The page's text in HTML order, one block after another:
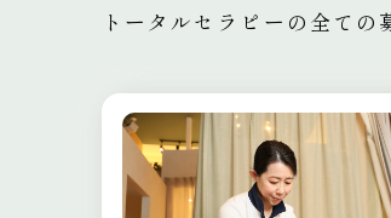
トータルセラピーの全ての